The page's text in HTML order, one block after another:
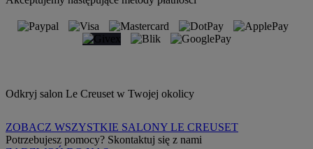
Odkryj salon Le Creuset w Twojej okolicy
ZOBACZ WSZYSTKIE SALONY LE CREUSET
Potrzebujesz pomocy? Skontaktuj się z nami